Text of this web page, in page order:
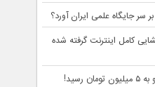
سر جایگاه علمی ایران آورد؟
کامل اینترنت گرفته شده